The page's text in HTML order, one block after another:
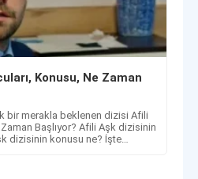
Konusu, Ne Zaman
bir merakla beklenen dizisi Afili
Başlıyor? Afili Aşk dizisinin
dizisinin konusu ne? İşte